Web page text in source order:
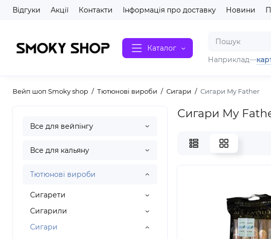
Відгуки Акції Контакти Інформація про доставку Новини
Каталог
Наприклад—
Вейп шоп Smoky shop Тютюнові вироби Сигари Сигари My Father
Все для вейпінгу
Все для кальяну
Тютюнові вироби
Сигарети
Сигарили
Сигари
Сигари My